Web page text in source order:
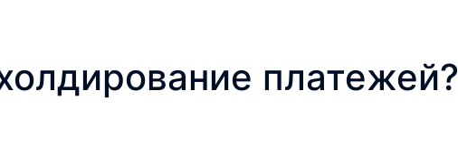
платежей?